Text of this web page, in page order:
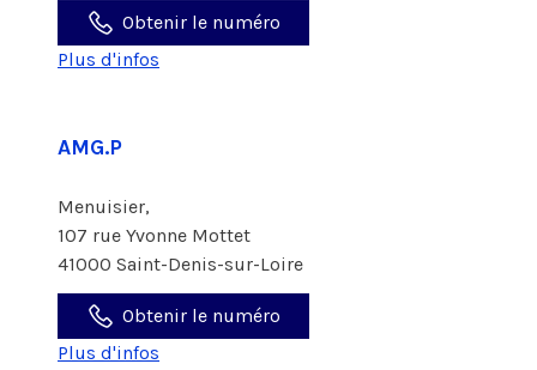
Obtenir le numéro
Plus d'infos
AMG.P
Menuisier,
107 rue Yvonne Mottet
41000 Saint-Denis-sur-Loire
Obtenir le numéro
Plus d'infos